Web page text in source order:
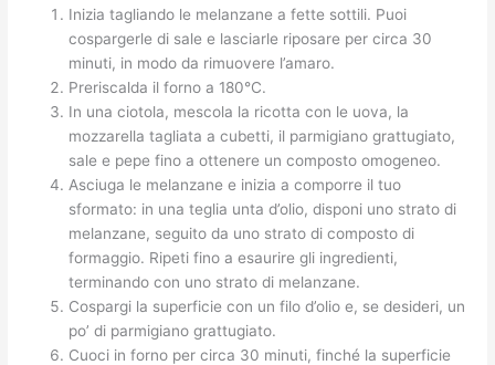
Inizia tagliando le melanzane a fette sottili. Puoi
cospargerle di sale e lasciarle riposare per circa 30
minuti, in modo da rimuovere l’amaro.
Preriscalda il forno a 180°C.
In una ciotola, mescola la ricotta con le uova, la
mozzarella tagliata a cubetti, il parmigiano grattugiato,
sale e pepe fino a ottenere un composto omogeneo.
Asciuga le melanzane e inizia a comporre il tuo
sformato: in una teglia unta d’olio, disponi uno strato di
melanzane, seguito da uno strato di composto di
formaggio. Ripeti fino a esaurire gli ingredienti,
terminando con uno strato di melanzane.
Cospargi la superficie con un filo d’olio e, se desideri, un
po’ di parmigiano grattugiato.
Cuoci in forno per circa 30 minuti, finché la superficie